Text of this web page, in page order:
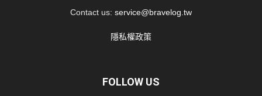
Contact us: service@bravelog.tw
隱私權政策
FOLLOW US